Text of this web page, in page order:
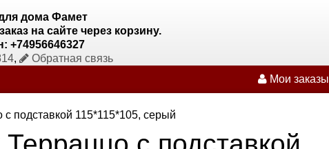
дома Фамет
на сайте через корзину.
+74956646327
,
Обратная связь
Мои заказы
подставкой 115*115*105, серый